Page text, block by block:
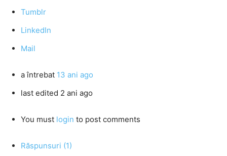
Tumblr
LinkedIn
Mail
a întrebat 13 ani ago
last edited 2 ani ago
You must login to post comments
Răspunsuri (1)